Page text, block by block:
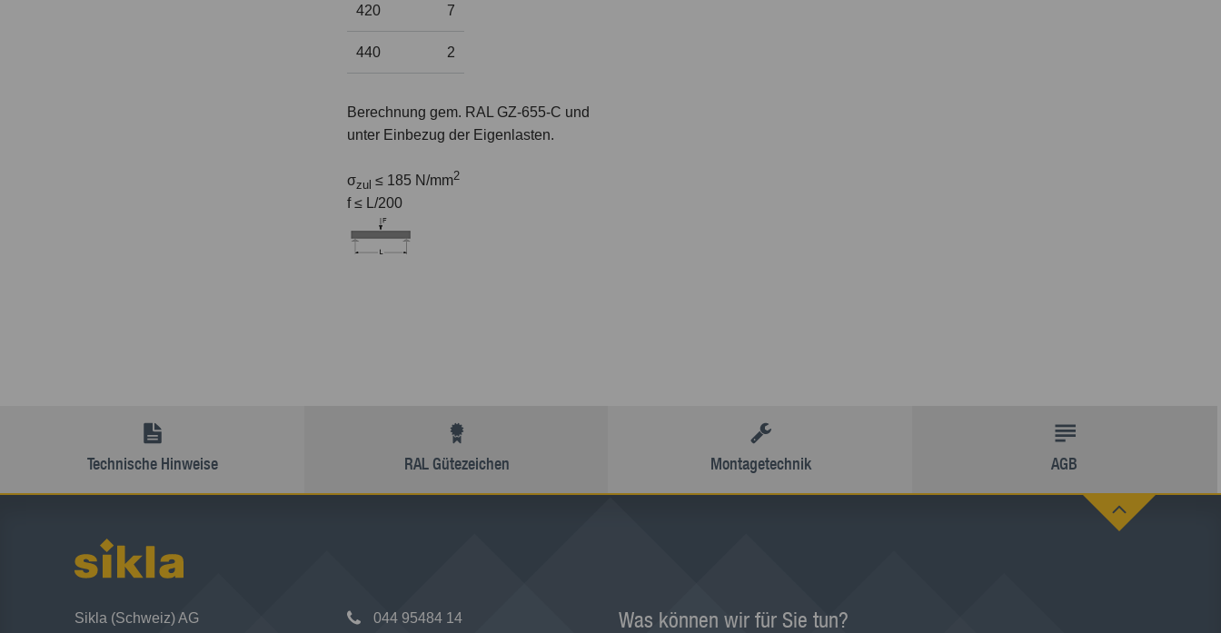
420 7
440 2
Berechnung gem. RAL GZ-655-C und
unter Einbezug der Eigenlasten.
σzul ≤ 185 N/mm2
f ≤ L/200
Technische Hinweise RAL Gütezeichen Montagetechnik AGB
Sikla (Schweiz) AG
044 95484 14 Was können wir für Sie tun?